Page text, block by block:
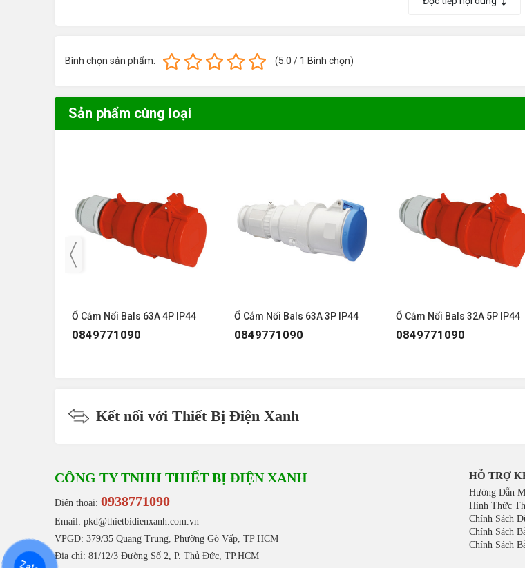
Bình chọn sản phẩm: (5.0 / 1 Bình chọn)
Sản phẩm cùng loại
Ổ Cắm Nối Bals 63A 4P IP44
0849771090
Ổ Cắm Nối Bals 63A 3P IP44
0849771090
Ổ Cắm Nối Bals 32A 5P IP44
0849771090
Kết nối với Thiết Bị Điện Xanh
CÔNG TY TNHH THIẾT BỊ ĐIỆN XANH
Điện thoại: 0938771090
Email: pkd@thietbidienxanh.com.vn
VPGD: 379/35 Quang Trung, Phường Gò Vấp, TP HCM
Địa chỉ: 81/12/3 Đường Số 2, P. Thủ Đức, TP.HCM
HỖ TRỢ
Hướng Dẫn
Hình Thức
Chính Sách
Chính Sách
Chính Sách